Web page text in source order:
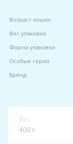
Возраст кошки
Вес упаковки
Форма упаковки
Особые серии
Бренд
Вес
400 г